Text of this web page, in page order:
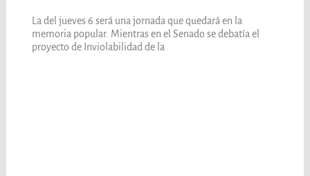
La del jueves 6 será una jornada que quedará en la
memoria popular. Mientras en el Senado se debatía el
proyecto de Inviolabilidad de la